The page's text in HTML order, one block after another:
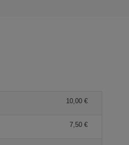
10,00 €
7,50 €